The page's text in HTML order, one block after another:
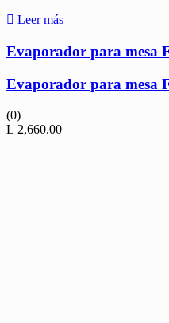
Leer más
Evaporador para mesa
Evaporador para mesa
(0)
L 2,660.00